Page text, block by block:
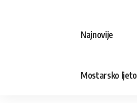
Najnovije
Mostarsko ljeto